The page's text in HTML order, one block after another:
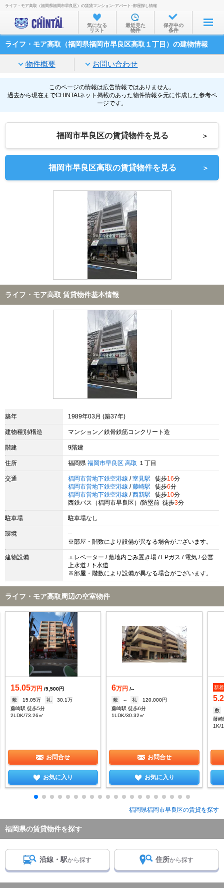
お部屋を探す
沿線・駅から
家賃相場から
通勤通学時間から
物件特集から
不動産会社から
TOP
ライフ・モア高取（福岡県福岡市早良区）の賃貸マンション･アパート･部屋探し情報
気になる
リスト
最近見た
物件
保存中の
条件
ライフ・モア高取（福岡県福岡市早良区高取１丁目）の建物情報
物件概要 お問い合わせ
このページの情報は広告情報ではありません。
過去から現在までCHINTAIネット掲載のあった物件情報を元に作成した参考ペ
ージです。
福岡市早良区の賃貸物件を見る ＞
福岡市早良区高取の賃貸物件を見る ＞
ライフ・モア高取 賃貸物件基本情報
築年 1989年03月 (築37年)
建物種別/構造 マンション／鉄骨鉄筋コンクリート造
階建 9階建
住所 福岡県 福岡市早良区 高取 １丁目
交通 福岡市営地下鉄空港線 / 室見駅 徒歩16分
福岡市営地下鉄空港線 / 藤崎駅 徒歩6分
福岡市営地下鉄空港線 / 西新駅 徒歩10分
西鉄バス（福岡市早良区）/防塁前 徒歩3分
駐車場 駐車場なし
環境
--
※部屋・階数により設備が異なる場合がございます。
建物設備
エレベーター / 敷地内ごみ置き場 / LPガス / 電気 / 公営
上水道 / 下水道
※部屋・階数により設備が異なる場合がございます。
ライフ・モア高取周辺の空室物件
15.05万円 /9,500円
敷
15.05万 礼
30.1万
藤崎駅 徒歩5分
2LDK/73.26㎡
お問合せ
お気に入り
6万円 /--
敷
-- 礼
120,000円
藤崎駅 徒歩6分
1LDK/30.32㎡
お問合せ
お気に入り
新着
5.2
敷
藤崎
1K/
福岡県福岡市早良区の賃貸を探す
福岡県の賃貸物件を探す
沿線・駅から探す 住所から探す